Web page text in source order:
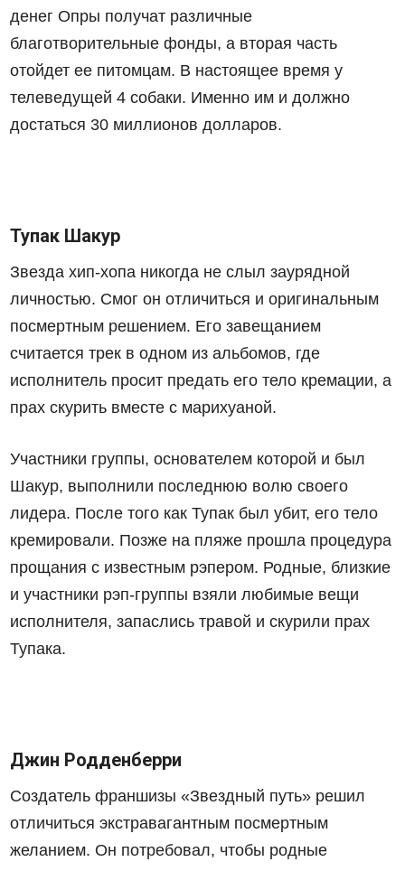
денег Опры получат различные
благотворительные фонды, а вторая часть
отойдет ее питомцам. В настоящее время у
телеведущей 4 собаки. Именно им и должно
достаться 30 миллионов долларов.
Тупак Шакур
Звезда хип-хопа никогда не слыл заурядной
личностью. Смог он отличиться и оригинальным
посмертным решением. Его завещанием
считается трек в одном из альбомов, где
исполнитель просит предать его тело кремации, а
прах скурить вместе с марихуаной.
Участники группы, основателем которой и был
Шакур, выполнили последнюю волю своего
лидера. После того как Тупак был убит, его тело
кремировали. Позже на пляже прошла процедура
прощания с известным рэпером. Родные, близкие
и участники рэп-группы взяли любимые вещи
исполнителя, запаслись травой и скурили прах
Тупака.
Джин Родденберри
Создатель франшизы «Звездный путь» решил
отличиться экстравагантным посмертным
желанием. Он потребовал, чтобы родные